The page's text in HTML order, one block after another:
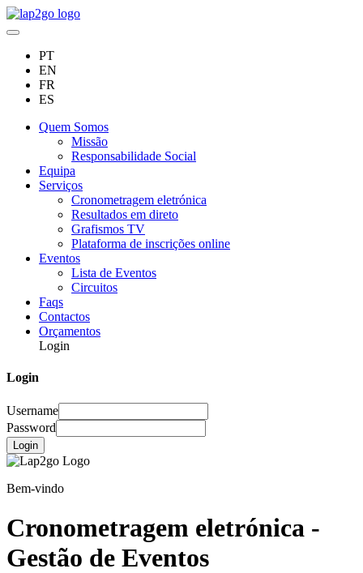
PT
EN
FR
ES
Quem Somos
Missão
Responsabilidade Social
Equipa
Serviços
Cronometragem eletrónica
Resultados em direto
Grafismos TV
Plataforma de inscrições online
Eventos
Lista de Eventos
Circuitos
Faqs
Contactos
Orçamentos
Login
Login
Username
Password
Login
Bem-vindo
Cronometragem eletrónica -
Gestão de Eventos